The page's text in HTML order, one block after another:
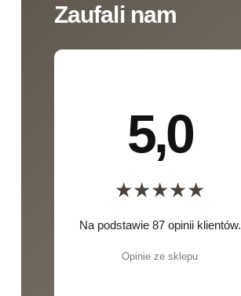
Zaufali nam
5,0
★★★★★
Na podstawie 87 opinii klientów.
Opinie ze sklepu